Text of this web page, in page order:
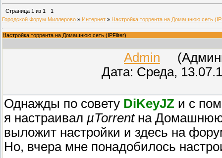
Страница 1 из 1
1
Городской Форум Миллерово » Интернет » Настройка торрента на Домашнюю сеть
Настройка торрента на Домашнюю сеть (IPFilter)
Admin
Дата: Среда,
Однажды по совету DiKeyJZ и с
я настраивал µTorrentна Домашнюю
выложит настройки и здесь на
Но, вчера мне понадобилось